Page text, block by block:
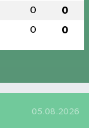
0 0
0 0
05.08.2026